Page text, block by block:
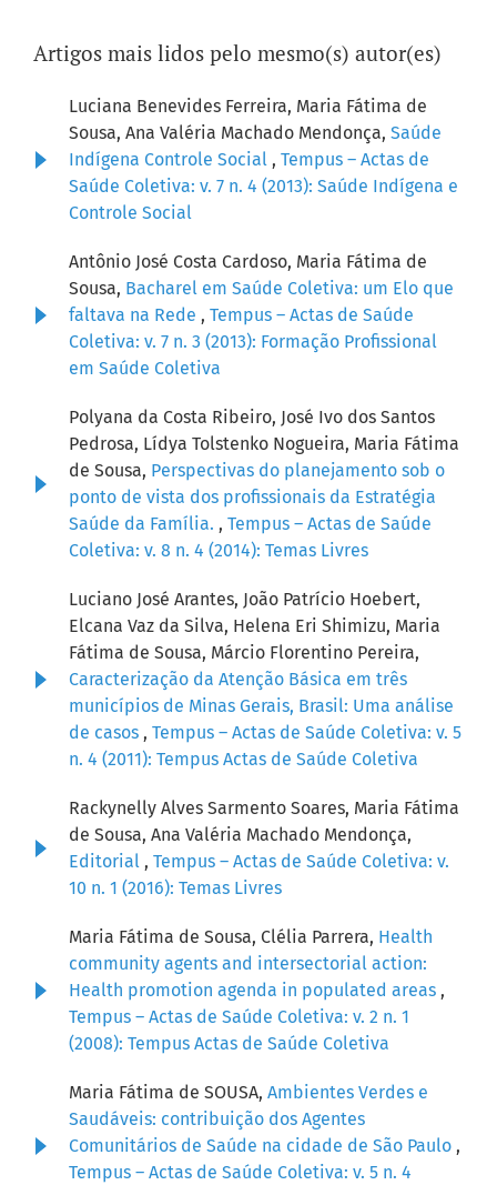
Artigos mais lidos pelo mesmo(s) autor(es)
Luciana Benevides Ferreira, Maria Fátima de
Sousa, Ana Valéria Machado Mendonça, Saúde
Indígena Controle Social , Tempus – Actas de
Saúde Coletiva: v. 7 n. 4 (2013): Saúde Indígena e
Controle Social
Antônio José Costa Cardoso, Maria Fátima de
Sousa, Bacharel em Saúde Coletiva: um Elo que
faltava na Rede , Tempus – Actas de Saúde
Coletiva: v. 7 n. 3 (2013): Formação Profissional
em Saúde Coletiva
Polyana da Costa Ribeiro, José Ivo dos Santos
Pedrosa, Lídya Tolstenko Nogueira, Maria Fátima
de Sousa, Perspectivas do planejamento sob o
ponto de vista dos profissionais da Estratégia
Saúde da Família. , Tempus – Actas de Saúde
Coletiva: v. 8 n. 4 (2014): Temas Livres
Luciano José Arantes, João Patrício Hoebert,
Elcana Vaz da Silva, Helena Eri Shimizu, Maria
Fátima de Sousa, Márcio Florentino Pereira,
Caracterização da Atenção Básica em três
municípios de Minas Gerais, Brasil: Uma análise
de casos , Tempus – Actas de Saúde Coletiva: v. 5
n. 4 (2011): Tempus Actas de Saúde Coletiva
Rackynelly Alves Sarmento Soares, Maria Fátima
de Sousa, Ana Valéria Machado Mendonça,
Editorial , Tempus – Actas de Saúde Coletiva: v.
10 n. 1 (2016): Temas Livres
Maria Fátima de Sousa, Clélia Parrera, Health
community agents and intersectorial action:
Health promotion agenda in populated areas ,
Tempus – Actas de Saúde Coletiva: v. 2 n. 1
(2008): Tempus Actas de Saúde Coletiva
Maria Fátima de SOUSA, Ambientes Verdes e
Saudáveis: contribuição dos Agentes
Comunitários de Saúde na cidade de São Paulo ,
Tempus – Actas de Saúde Coletiva: v. 5 n. 4